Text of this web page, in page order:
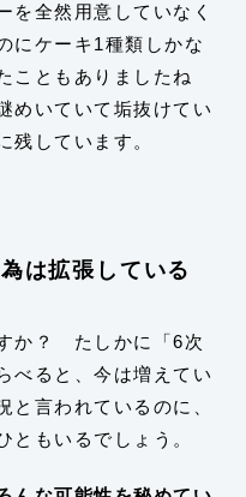
を全然用意していなく
にケーキ1種類しかな
こともありましたね
めいていて垢抜けてい
残しています。
は拡張している
か？ たしかに「6次
べると、今は増えてい
と言われているのに、
ともいるでしょう。